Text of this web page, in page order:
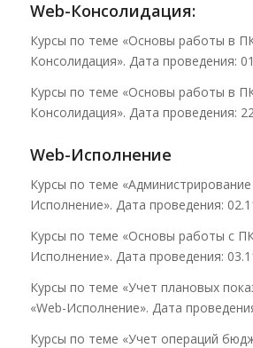
Web-Консолидация:
Курсы по теме «Основы работы в
Консолидация». Дата проведения:
Курсы по теме «Основы работы в
Консолидация». Дата проведения:
Web-Исполнение
Курсы по теме
Исполнение». Дата проведения:
Курсы по теме «Основы работы с
Исполнение». Дата проведения:
Курсы по теме «Учет плановых
«Web-Исполнение». Дата
Курсы по теме «Учет операций